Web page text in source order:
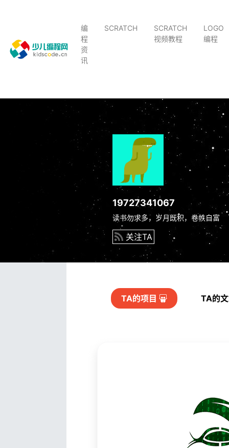
编
程
资
讯
SCRATCH
SCRATCH
视频教程
LOGO
编程
19727341067
读书勿求多，岁月既积，卷帙自富
关注TA
TA的项目 TA的